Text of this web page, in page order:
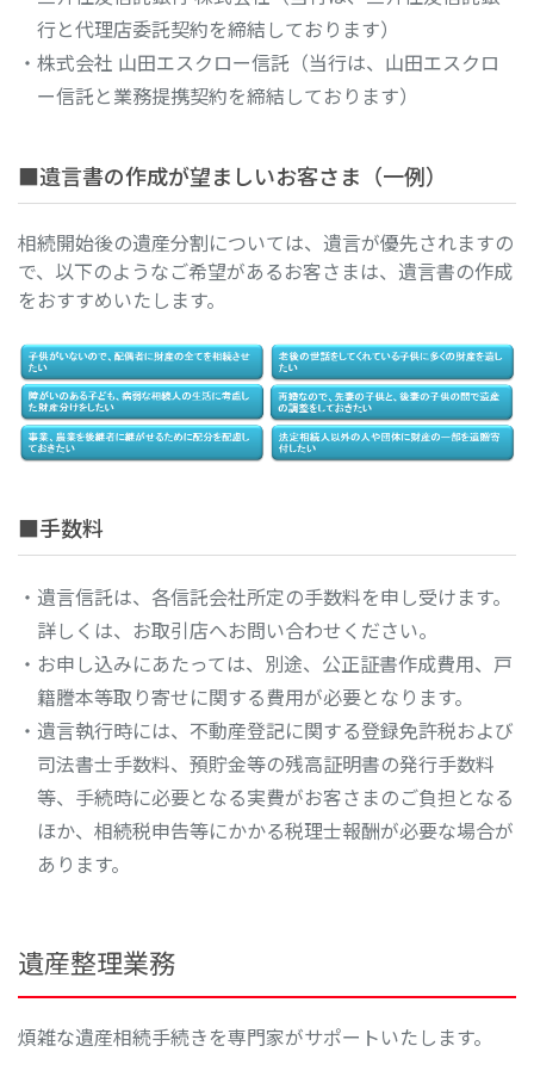
行と代理店委託契約を締結しております）
・株式会社 山田エスクロー信託（当行は、山田エスクロ
ー信託と業務提携契約を締結しております）
■遺言書の作成が望ましいお客さま（一例）
相続開始後の遺産分割については、遺言が優先されますの
で、以下のようなご希望があるお客さまは、遺言書の作成
をおすすめいたします。
■手数料
・遺言信託は、各信託会社所定の手数料を申し受けます。
詳しくは、お取引店へお問い合わせください。
・お申し込みにあたっては、別途、公正証書作成費用、戸
籍謄本等取り寄せに関する費用が必要となります。
・遺言執行時には、不動産登記に関する登録免許税および
司法書士手数料、預貯金等の残高証明書の発行手数料
等、手続時に必要となる実費がお客さまのご負担となる
ほか、相続税申告等にかかる税理士報酬が必要な場合が
あります。
遺産整理業務
煩雑な遺産相続手続きを専門家がサポートいたします。